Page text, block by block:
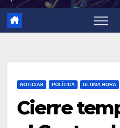
NOTICIAS POLÍTICA ULTIMA HORA
Cierre